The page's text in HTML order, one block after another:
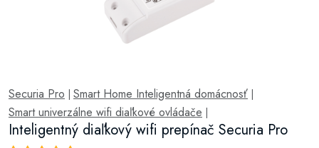
Securia Pro Smart Home Inteligentná domácnosť
Smart univerzálne wifi diaľkové ovládače
Inteligentný diaľkový wifi prepínač Securia Pro